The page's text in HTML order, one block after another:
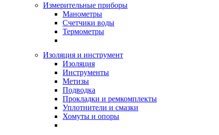
Измерительные приборы
Манометры
Счетчики воды
Термометры
Изоляция и инструмент
Изоляция
Инструменты
Метизы
Подводка
Прокладки и ремкомплекты
Уплотнители и смазки
Хомуты и опоры